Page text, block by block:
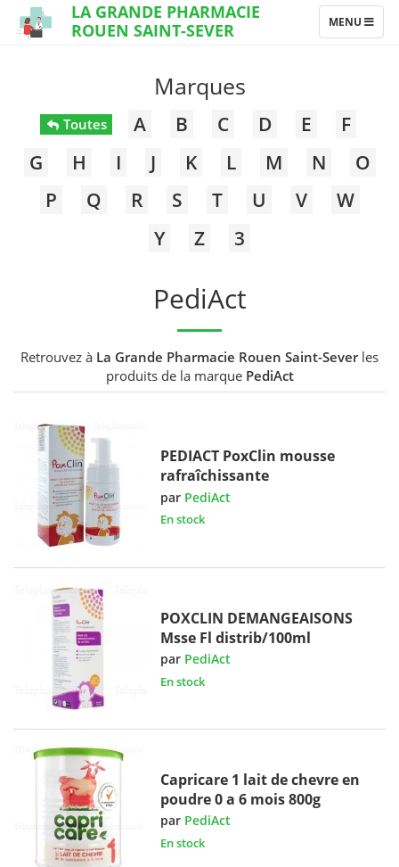
LA GRANDE PHARMACIE
ROUEN SAINT-SEVER
TOGGLE
NAVIGATION
MENU
Marques
Toutes A B C D E
F
G
H I J K L M N
O
P
Q R S T U V
W
Y
Z 3
PediAct
Retrouvez à La Grande Pharmacie Rouen Saint-Severles
produits de la marque PediAct
PEDIACT PoxClin mousse
rafraîchissante
par PediAct
En stock
POXCLIN DEMANGEAISONS
Msse Fl distrib/100ml
par PediAct
En stock
Capricare 1 lait de chevre en
poudre 0 a 6 mois 800g
par PediAct
En stock